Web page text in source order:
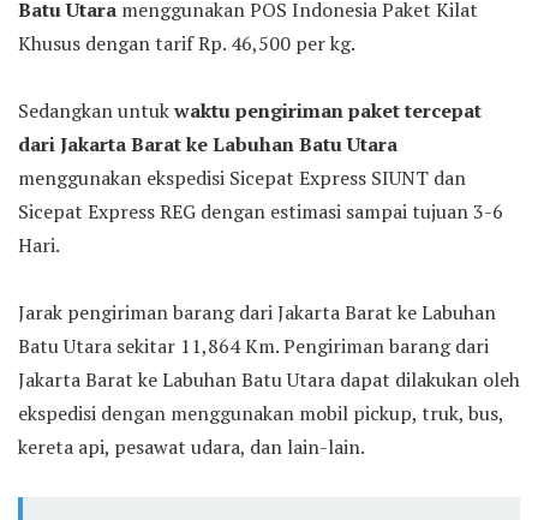
Batu Utara menggunakan POS Indonesia Paket Kilat
Khusus dengan tarif Rp. 46,500 per kg.
Sedangkan untukwaktu pengiriman paket tercepat
dari Jakarta Barat ke Labuhan Batu Utara
menggunakan ekspedisi Sicepat Express SIUNT dan
Sicepat Express REG dengan estimasi sampai tujuan 3-6
Hari.
Jarak pengiriman barang dari Jakarta Barat ke Labuhan
Batu Utara sekitar 11,864 Km. Pengiriman barang dari
Jakarta Barat ke Labuhan Batu Utara dapat dilakukan oleh
ekspedisi dengan menggunakan mobil pickup, truk, bus,
kereta api, pesawat udara, dan lain-lain.